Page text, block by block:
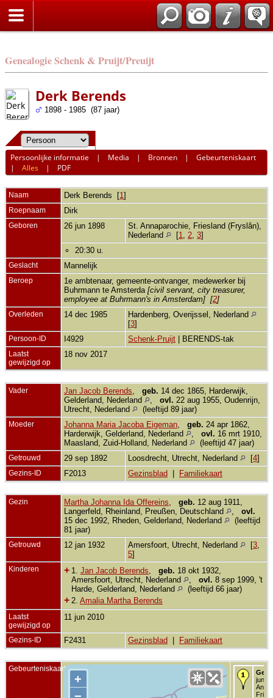
Genealogie Schenk & Pruijt/Preuijt
Derk Berends
1898 - 1985 (87 jaar)
Persoonlijke informatie | Media | Bronnen |Gebeurteniskaart
|Alles | PDF
Naam Derk Berends [1]
Roepnaam Dirk
Geboren 26 jun 1898
St. Annaparochie, Friesland (Fryslân),
Nederland
[1, 2, 3]
20:30 u.
Geslacht Mannelijk
Beroep
1e ambtenaar, gemeente-ontvanger, medewerker bij
Buhrmann te Amsterda [civil servant, city treasurer,
employee at Buhrmann's in Amsterdam] [2]
Overleden 14 dec 1985
Hardenberg, Overijssel, Nederland
[3]
Persoon-ID I4929 Schenk-Pruijt | BERENDS-tak
Laatst
gewijzigd op
18 nov 2017
Vader Jan Jacob Berends, geb. 14 dec 1865, Harderwijk,
Gelderland, Nederland
, ovl. 22 aug 1955, Oudenrijn,
Utrecht, Nederland
(leeftijd 89 jaar)
Moeder Johanna Maria Jacoba Eigeman, geb. 24 apr 1862,
Harderwijk, Gelderland, Nederland
, ovl. 16 mrt 1910,
Maasland, Zuid-Holland, Nederland
(leeftijd 47 jaar)
Getrouwd 29 sep 1892 Loosdrecht, Utrecht, Nederland [4]
Gezins-ID F2013 Gezinsblad Familiekaart
Gezin Martha Johanna Ida Offereins, geb. 12 aug 1911,
Langerfeld, Rheinland, Preußen, Deutschland
, ovl.
15 dec 1992, Rheden, Gelderland, Nederland
(leeftijd
81 jaar)
Getrouwd 12 jan 1932 Amersfoort, Utrecht, Nederland [3,
5]
Kinderen + 1. Jan Jacob Berends, geb. 18 okt 1932,
Amersfoort, Utrecht, Nederland
, ovl. 8 sep 1999, 't
Harde, Gelderland, Nederland
(leeftijd 66 jaar)
+ 2. Amalia Martha Berends
Laatst
gewijzigd op
11 jun 2010
Gezins-ID F2431 Gezinsblad Familiekaart
Gebeurteniskaart
+
jun